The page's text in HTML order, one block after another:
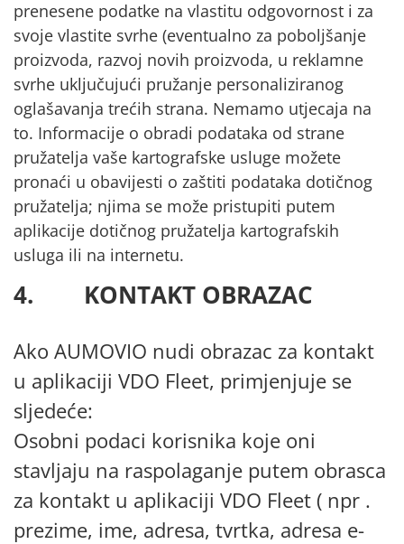
prenesene podatke na vlastitu odgovornost i za
svoje vlastite svrhe (eventualno za poboljšanje
proizvoda, razvoj novih proizvoda, u reklamne
svrhe uključujući pružanje personaliziranog
oglašavanja trećih strana. Nemamo utjecaja na
to. Informacije o obradi podataka od strane
pružatelja vaše kartografske usluge možete
pronaći u obavijesti o zaštiti podataka dotičnog
pružatelja; njima se može pristupiti putem
aplikacije dotičnog pružatelja kartografskih
usluga ili na internetu.
4. KONTAKT OBRAZAC
Ako AUMOVIO nudi obrazac za kontakt
u aplikaciji VDO Fleet, primjenjuje se
sljedeće:
Osobni podaci korisnika koje oni
stavljaju na raspolaganje putem obrasca
za kontakt u aplikaciji VDO Fleet ( npr .
prezime, ime, adresa, tvrtka, adresa e-